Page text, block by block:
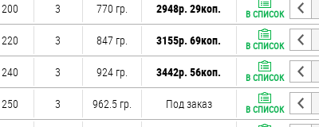
200 3 770 гр. 2948р. 29коп. В СПИСОК
220 3 847 гр. 3155р. 69коп. В СПИСОК
240 3 924 гр. 3442р. 56коп. В СПИСОК
250 3 962.5 гр. Под заказ В СПИСОК